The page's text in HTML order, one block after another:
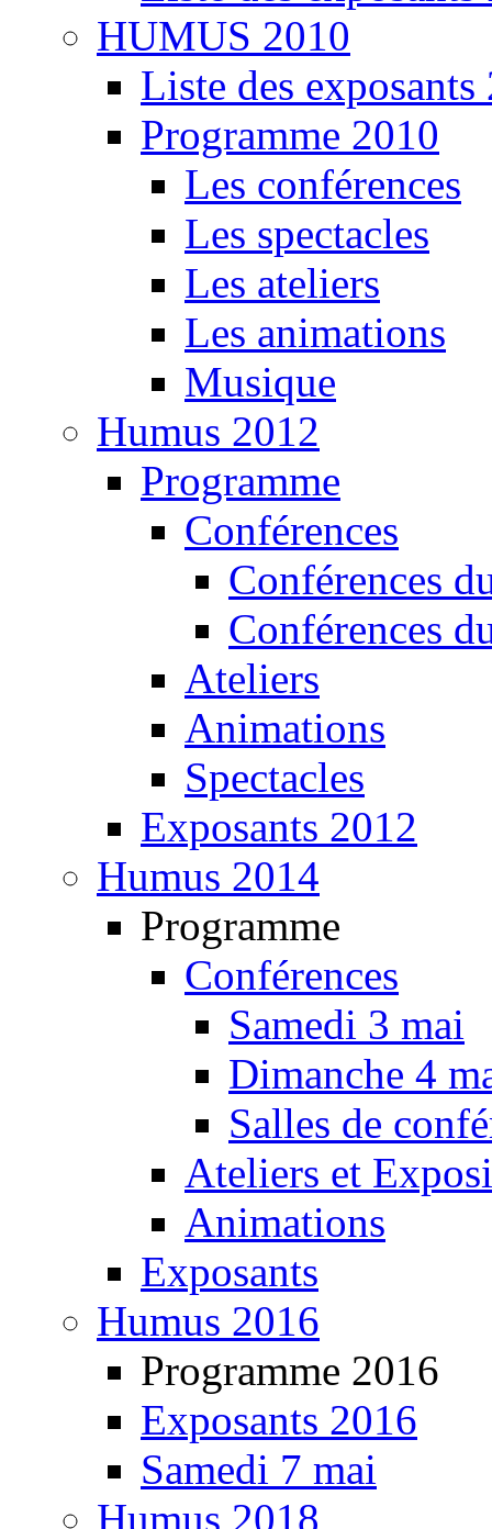
HUMUS 2010
Liste des exposants
Programme 2010
Les conférences
Les spectacles
Les ateliers
Les animations
Musique
Humus 2012
Programme
Conférences
Conférences
Conférences
Ateliers
Animations
Spectacles
Exposants 2012
Humus 2014
Programme
Conférences
Samedi 3 mai
Dimanche 4
Salles de
Ateliers et
Animations
Exposants
Humus 2016
Programme 2016
Exposants 2016
Samedi 7 mai
Humus 2018